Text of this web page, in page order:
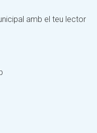
amb el teu lector